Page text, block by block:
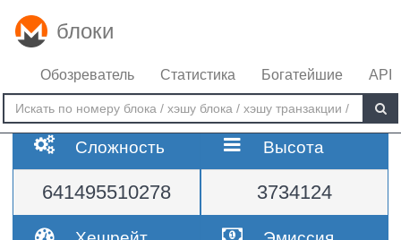
блоки
Обозреватель Статистика Богатейшие API
Сложность
641495510278
Высота
3734124